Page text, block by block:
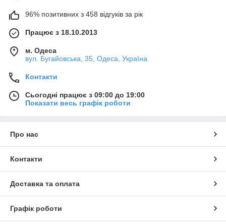
96% позитивних з 458 відгуків за рік
Працює з 18.10.2013
м. Одеса
вул. Бугайовська, 35, Одеса, Україна
Контакти
Сьогодні працює з 09:00 до 19:00
Показати весь графік роботи
Про нас
Контакти
Доставка та оплата
Графік роботи